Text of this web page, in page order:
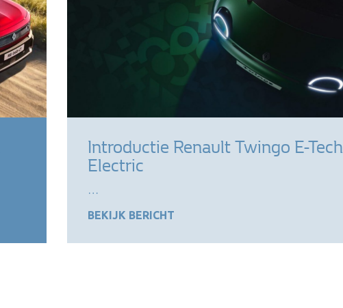
Introductie Renault Twingo E-Tech
Electric
…
BEKIJK BERICHT